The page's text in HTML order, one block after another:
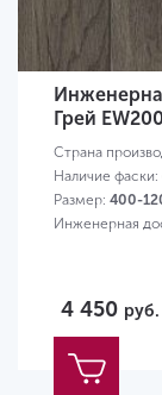
Грей
Страна
Наличие фаски:
Размер: 400-
Инженерная
4 450 руб.